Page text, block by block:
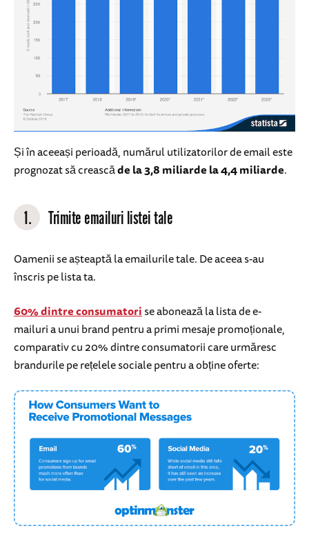
Și în aceeași perioadă, numărul utilizatorilor de email este
prognozat să creascăde la 3,8 miliarde la 4,4 miliarde.
1. Trimite emailuri listei tale
Oamenii se așteaptă la emailurile tale. De aceea s-au
înscris pe lista ta.
60% dintre consumatorise abonează la lista de e-
mailuri a unui brand pentru a primi mesaje promoționale,
comparativ cu 20% dintre consumatorii care urmăresc
brandurile pe rețelele sociale pentru a obține oferte: